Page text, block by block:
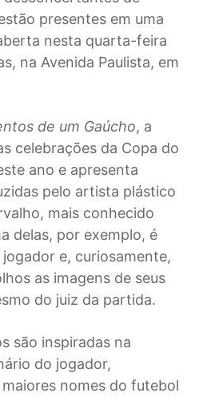
presentes em uma
nesta quarta-feira
na Avenida Paulista, em
de um Gaúcho, a
celebrações da Copa do
ano e apresenta
pelo artista plástico
mais conhecido
delas, por exemplo, é
e, curiosamente,
as imagens de seus
do juiz da partida.
são inspiradas na
do jogador,
nomes do futebol